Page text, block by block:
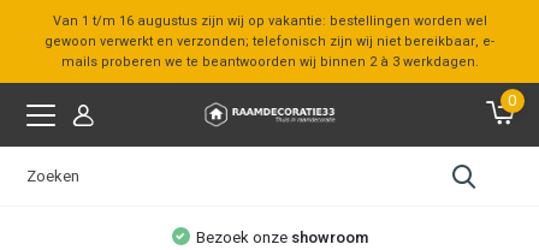
Van 1 t/m 16 augustus zijn wij op vakantie: bestellingen worden wel
gewoon verwerkt en verzonden; telefonisch zijn wij niet bereikbaar, e-
mails proberen we te beantwoorden wij binnen 2 à 3 werkdagen.
0
Bezoek onze showroom